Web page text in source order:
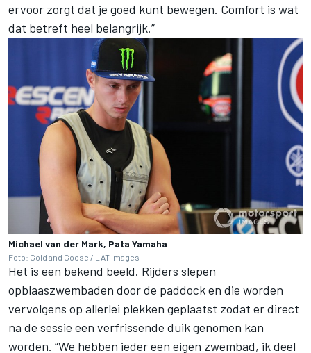
ervoor zorgt dat je goed kunt bewegen. Comfort is wat
dat betreft heel belangrijk.”
Michael van der Mark, Pata Yamaha
Foto: Gold and Goose / LAT Images
Het is een bekend beeld. Rijders slepen
opblaaszwembaden door de paddock en die worden
vervolgens op allerlei plekken geplaatst zodat er direct
na de sessie een verfrissende duik genomen kan
worden. “We hebben ieder een eigen zwembad, ik deel